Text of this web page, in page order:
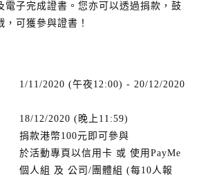
電子完成證書。您亦可以透過捐款，鼓
可獲參與證書！
(午夜12:00) - 20/12/2020
2020 (晚上11:59)
幣100元即可參與
頁以信用卡 或 使用PayMe
及 公司/團體組 (每10人報